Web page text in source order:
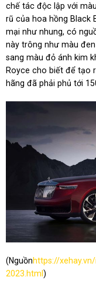
chế tác độc lập với
rũ của hoa hồng Black
mại như nhung, có
này trông như màu
sang màu đỏ ánh kim
Royce cho biết để tạo
hãng đã phải phủ tới
(Nguồnhttps://
2023.html)